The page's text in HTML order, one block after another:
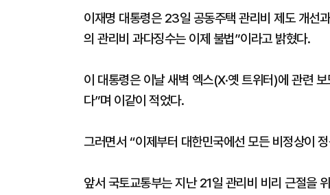
이재명 대통령은 23일 공동주택 관리비 제도 개선
의 관리비 과다징수는 이제 불법”이라고 밝혔다.
이 대통령은 이날 새벽 엑스(X·옛 트위터)에 관련
다”며 이같이 적었다.
그러면서 “이제부터 대한민국에선 모든 비정상이
앞서 국토교통부는 지난 21일 관리비 비리 근절을